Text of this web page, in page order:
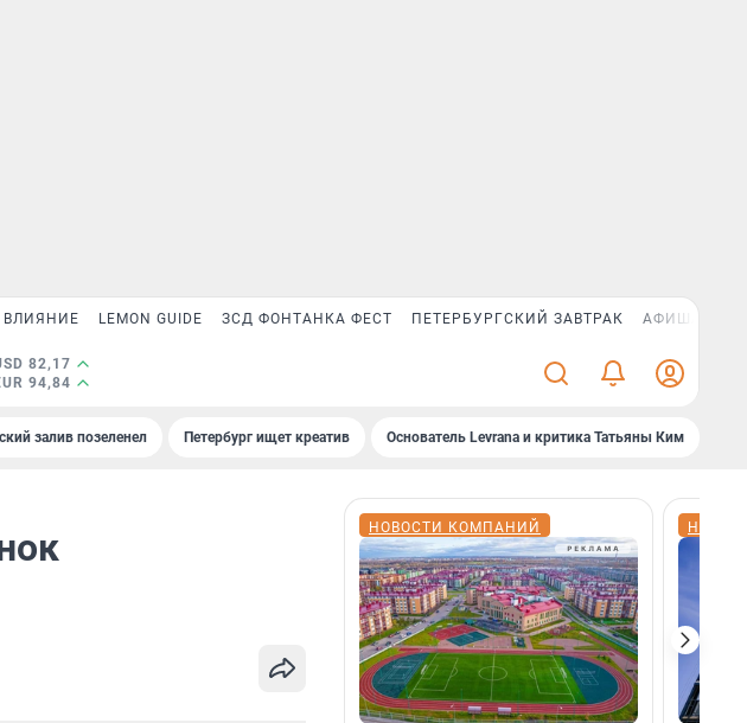
LEMON GUIDE ЗСД ФОНТАНКА ФЕСТ ПЕТЕРБУРГСКИЙ ЗАВТРАК АФИША PLUS
82,17
94,84
залив позеленел Петербург ищет креатив Основатель Levrana и критика Татьяны Ким
НОВОСТИ КОМПАНИЙ